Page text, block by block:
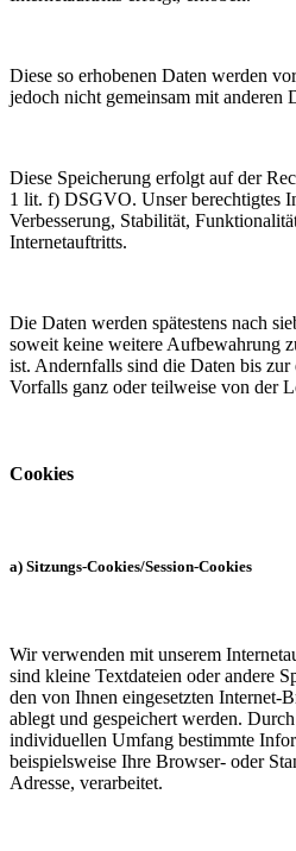
Diese so erhobenen Daten werden
jedoch nicht gemeinsam mit anderen
Diese Speicherung erfolgt auf der
1 lit. f) DSGVO. Unser berechtigtes
Verbesserung, Stabilität,
Internetauftritts.
Die Daten werden spätestens nach
soweit keine weitere Aufbewahrung
ist. Andernfalls sind die Daten bis
Vorfalls ganz oder teilweise von der
Cookies
a) Sitzungs-Cookies/Session-Cookies
Wir verwenden mit unserem
sind kleine Textdateien oder andere
den von Ihnen eingesetzten Internet-
ablegt und gespeichert werden.
individuellen Umfang bestimmte
beispielsweise Ihre Browser- oder
Adresse, verarbeitet.